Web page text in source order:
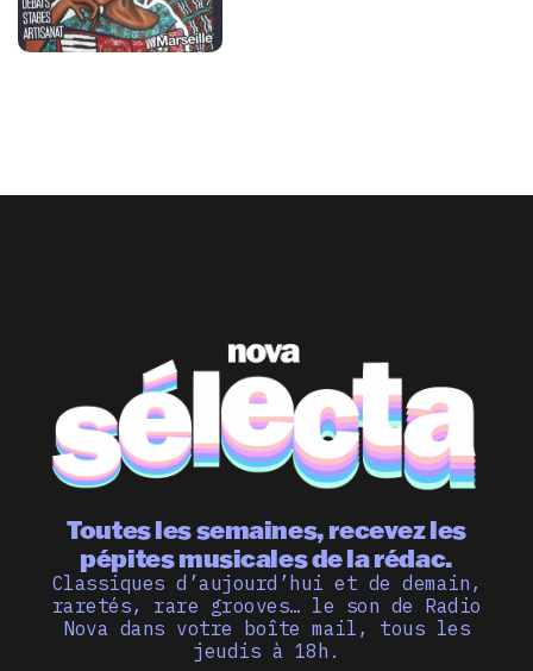
Toutes les semaines, recevez les
pépites musicales de la rédac.
Classiques d’aujourd’hui et de demain,
raretés, rare grooves… le son de Radio
Nova dans votre boîte mail, tous les
jeudis à 18h.